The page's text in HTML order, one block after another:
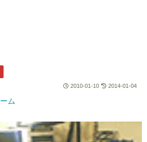
2010-01-10 2014-01-04
ム